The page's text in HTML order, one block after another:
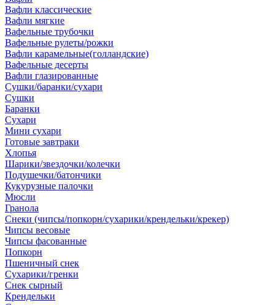
Вафли классические
Вафли мягкие
Вафельные трубочки
Вафельные рулеты/рожки
Вафли карамельные(голландские)
Вафельные десерты
Вафли глазированные
Сушки/баранки/сухари
Сушки
Баранки
Сухари
Мини сухари
Готовые завтраки
Хлопья
Шарики/звездочки/колечки
Подушечки/батончики
Кукурузные палочки
Мюсли
Гранола
Снеки (чипсы/попкорн/сухарики/крендельки/крекер)
Чипсы весовые
Чипсы фасованные
Попкорн
Пшеничный снек
Сухарики/гренки
Снек сырный
Крендельки